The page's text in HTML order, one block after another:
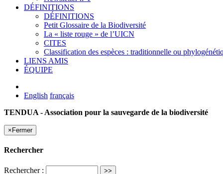
DÉFINITIONS
DÉFINITIONS
Petit Glossaire de la Biodiversité
La « liste rouge » de l’UICN
CITES
Classification des espèces : traditionnelle ou
LIENS AMIS
ÉQUIPE
English français
TENDUA - Association pour la sauvegarde de la biodiversité
× Fermer
Rechercher
Rechercher :